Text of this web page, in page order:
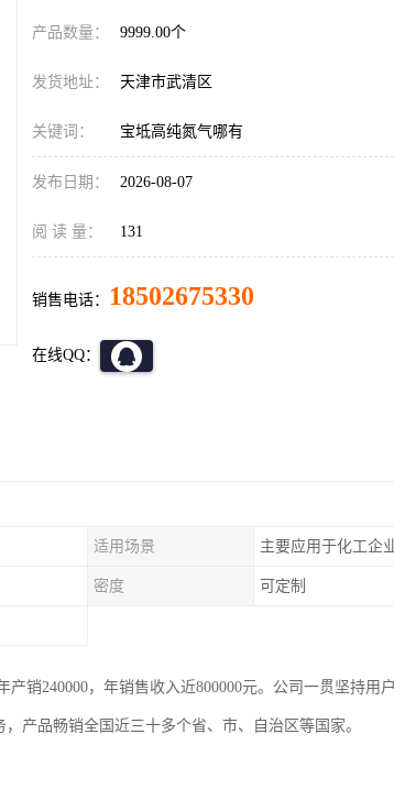
产品数量： 9999.00个
发货地址： 天津市武清区
关键词： 宝坻高纯氮气哪有
发布日期： 2026-08-07
阅 读 量： 131
销售电话： 18502675330
在线QQ：
适用场景
密度 可定制
销240000，年销售收入近800000元。公司一贯坚持用
产品畅销全国近三十多个省、市、自治区等国家。